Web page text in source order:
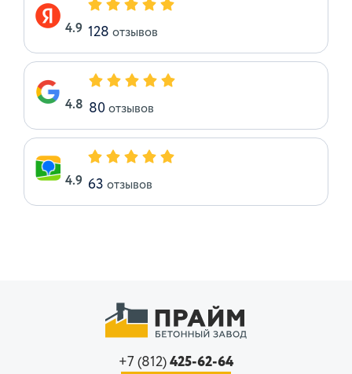
4.9 128 отзывов
4.8 80 отзывов
4.9 63 отзывов
+7 (812) 425-62-64